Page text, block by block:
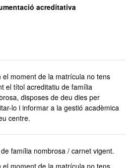
acreditativa
el moment de la matrícula no tens
el títol acreditatiu de família
disposes de deu dies per
lo i informar a la gestió acadèmica
centre.
família nombrosa / carnet vigent.
el moment de la matrícula no tens